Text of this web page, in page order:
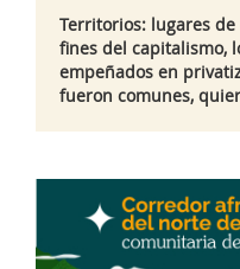
Territorios: lugares
fines del capitalismo,
empeñados en
fueron comunes,